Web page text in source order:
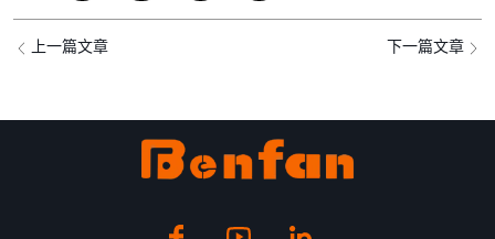
上一篇文章 下一篇文章